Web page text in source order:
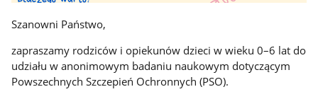
Szanowni Państwo,
zapraszamy rodziców i opiekunów dzieci w wieku 0–6 lat do
udziału w anonimowym badaniu naukowym dotyczącym
Powszechnych Szczepień Ochronnych (PSO).